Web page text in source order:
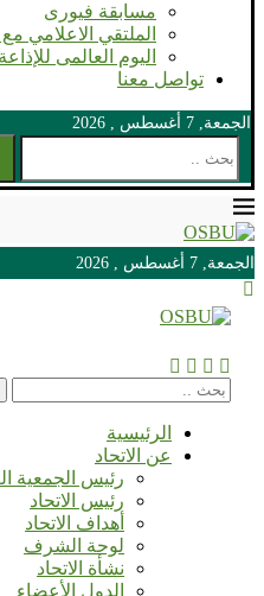
مسابقة فيورى
الملتقي الاعلامي
اليوم العالمى للإذاعة 2025
تواصل معنا
الجمعة, 7 أغسطس , 2026
الجمعة, 7 أغسطس , 2026
الرئيسية
عن الاتحاد
رئيس الجمعية
رئيس الاتحاد
أهداف الاتحاد
لوحة الشرف
نشأة الاتحاد
الدول الأعضاء